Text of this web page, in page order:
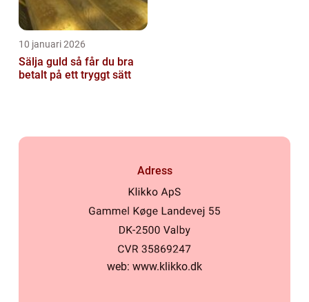
10 januari 2026
Sälja guld så får du bra
betalt på ett tryggt sätt
Adress
web: www.klikko.dk